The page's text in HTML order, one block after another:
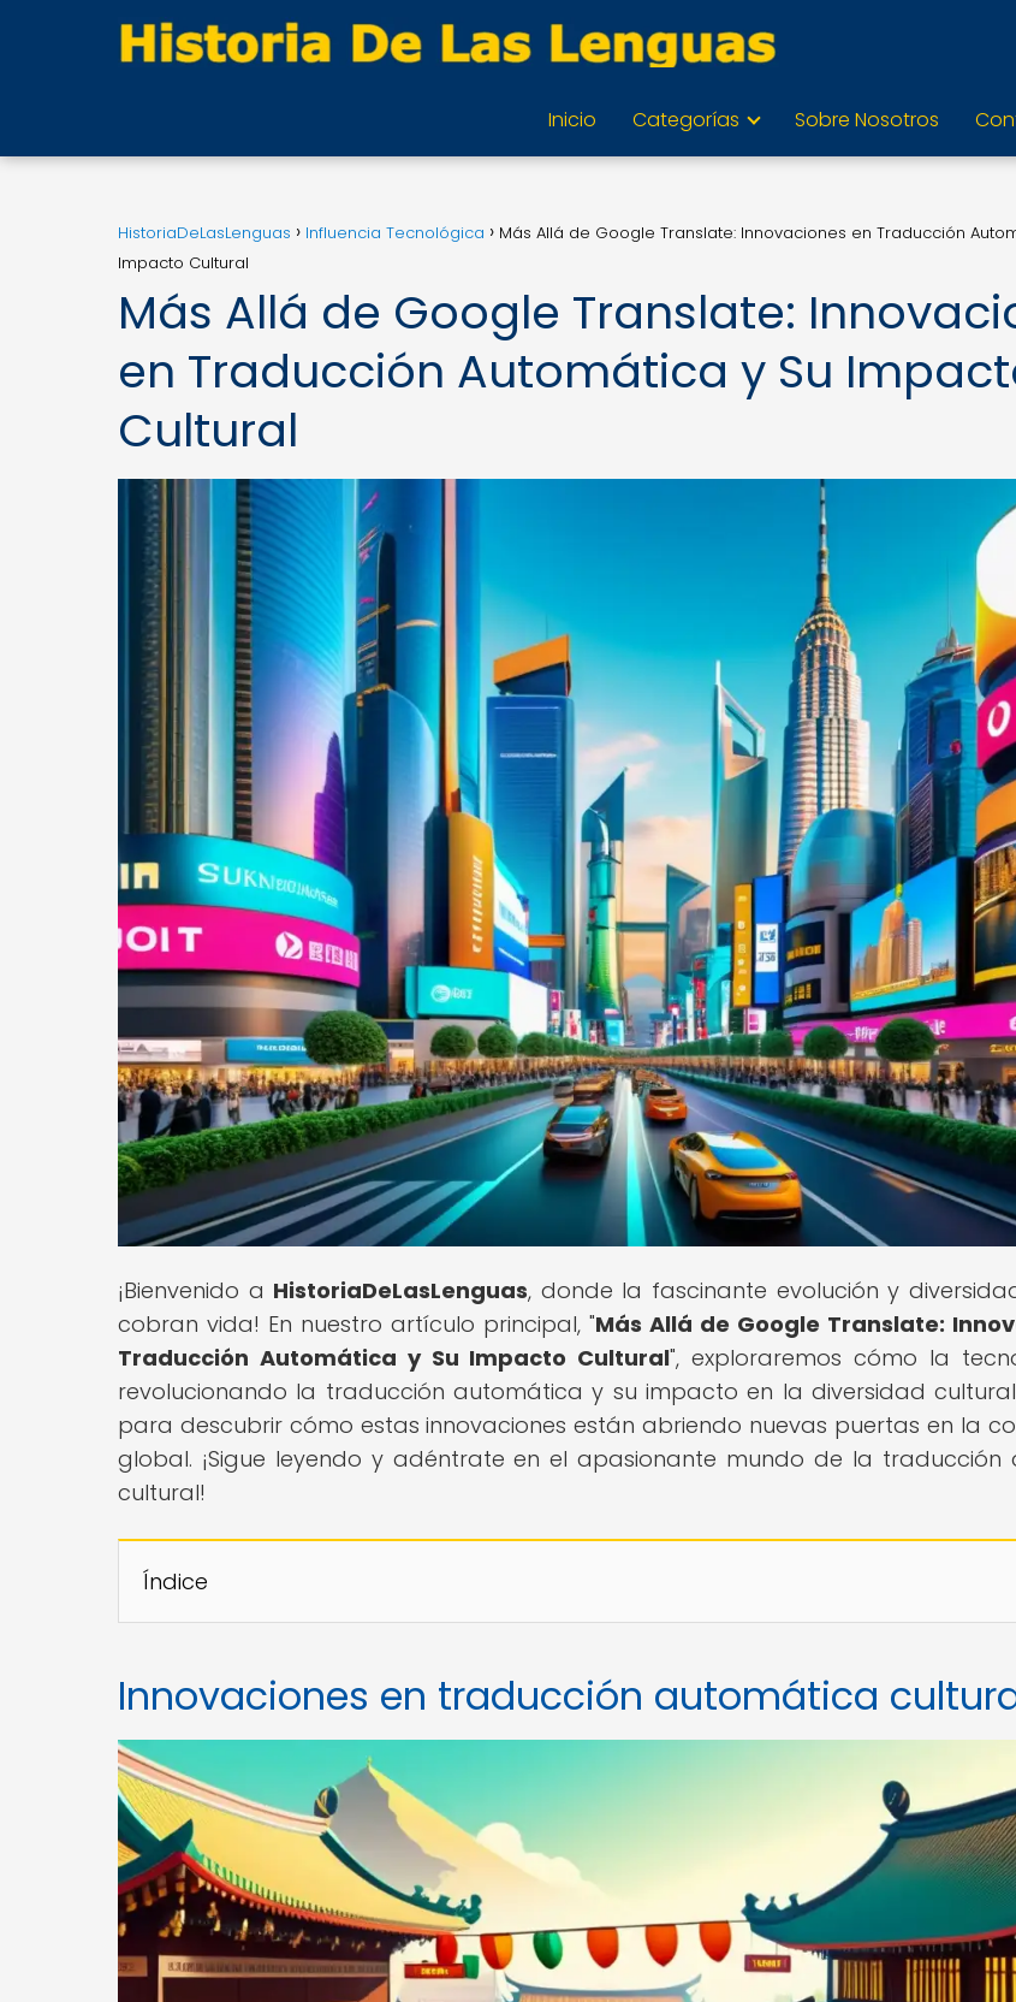
Inicio Categorías Sobre Nosotros
HistoriaDeLasLenguas Influencia Tecnológica
Más Allá de Google Translate: Innovaciones en Traducción
Impacto Cultural
Más Allá de Google Translate:
en Traducción Automática y Su
Cultural
¡Bienvenido a HistoriaDeLasLenguas, donde la fascinante evolución y
cobran vida! En nuestro artículo principal, "Más Allá de Google Translate:
Traducción Automática y Su Impacto Cultural", exploraremos cómo la
revolucionando la traducción automática y su impacto en la diversidad
para descubrir cómo estas innovaciones están abriendo nuevas puertas en la
global. ¡Sigue leyendo y adéntrate en el apasionante mundo de la traducción
cultural!
Índice
Innovaciones en traducción automática